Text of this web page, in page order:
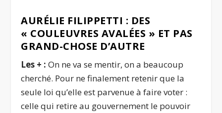
AURÉLIE FILIPPETTI : DES
« COULEUVRES AVALÉES » ET PAS
GRAND-CHOSE D’AUTRE
Les + :On ne va se mentir, on a beaucoup
cherché. Pour ne finalement retenir que la
seule loi qu’elle est parvenue à faire voter :
celle qui retire au gouvernement le pouvoir